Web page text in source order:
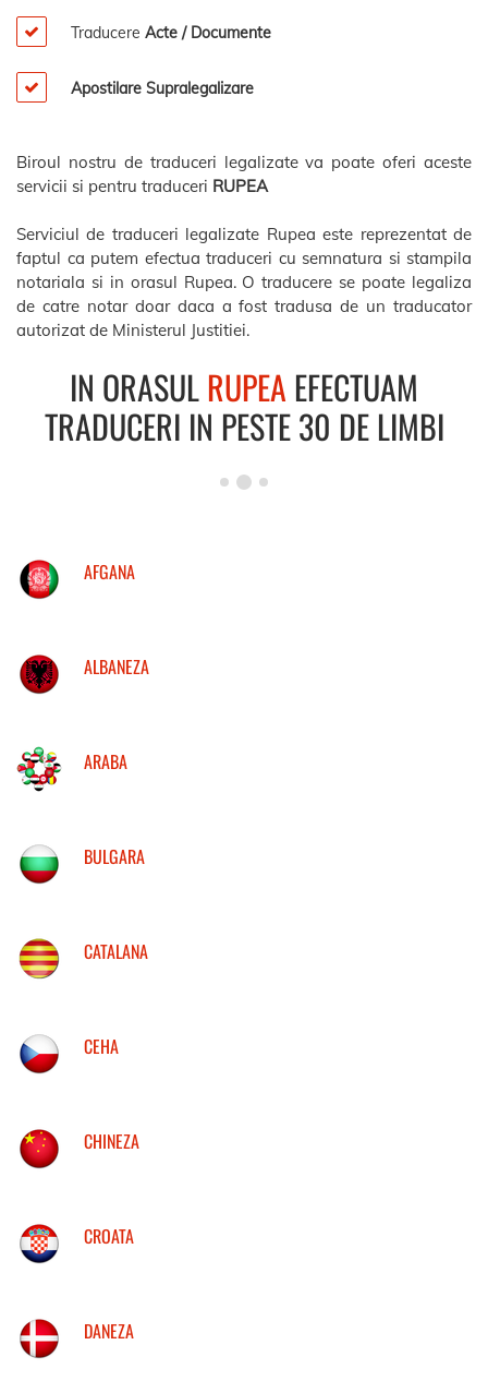
Traducere Acte / Documente
Apostilare Supralegalizare
Biroul nostru de traduceri legalizate va poate oferi aceste
servicii si pentru traduceri RUPEA
Serviciul de traduceri legalizate Rupea este reprezentat de
faptul ca putem efectua traduceri cu semnatura si stampila
notariala si in orasul Rupea. O traducere se poate legaliza
de catre notar doar daca a fost tradusa de un traducator
autorizat de Ministerul Justitiei.
IN ORASULRUPEA EFECTUAM
TRADUCERI IN PESTE 30 DE LIMBI
AFGANA
ALBANEZA
ARABA
BULGARA
CATALANA
CEHA
CHINEZA
CROATA
DANEZA